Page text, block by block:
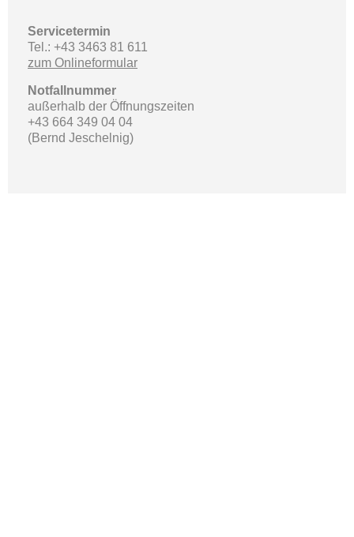
Servicetermin
Tel.: +43 3463 81 611
zum Onlineformular
Notfallnummer
außerhalb der Öffnungszeiten
+43 664 349 04 04
(Bernd Jeschelnig)